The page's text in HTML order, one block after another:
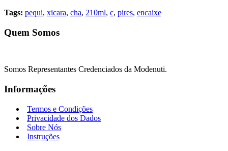
Tags: pequi, xicara, cha, 210ml, c, pires, encaixe
Quem Somos
Somos Representantes Credenciados da Modenuti.
Informações
Termos e Condições
Privacidade dos Dados
Sobre Nós
Instruções